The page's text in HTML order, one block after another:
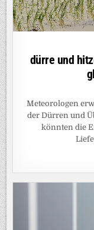
dürre und
Meteorologen
der Dürren und
könnten die